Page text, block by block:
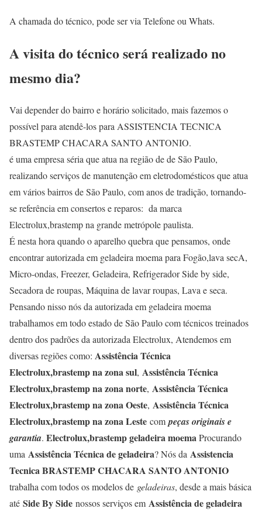
A chamada do técnico, pode ser via Telefone ou Whats.
A visita do técnico será realizado no
mesmo dia?
Vai depender do bairro e horário solicitado, mais fazemos o
possível para atendê-los para ASSISTENCIA TECNICA
BRASTEMP CHACARA SANTO ANTONIO.
é uma empresa séria que atua na região de de São Paulo,
realizando serviços de manutenção em eletrodomésticos que atua
em vários bairros de São Paulo, com anos de tradição, tornando-
se referência em consertos e reparos: da marca
Electrolux,brastemp na grande metrópole paulista.
É nesta hora quando o aparelho quebra que pensamos, onde
encontrar autorizada em geladeira moema para Fogão,lava secA,
Micro-ondas, Freezer, Geladeira, Refrigerador Side by side,
Secadora de roupas, Máquina de lavar roupas, Lava e seca.
Pensando nisso nós da autorizada em geladeira moema
trabalhamos em todo estado de São Paulo com técnicos treinados
dentro dos padrões da autorizada Electrolux, Atendemos em
diversas regiões como: Assistência Técnica
Electrolux,brastemp na zona sul, Assistência Técnica
Electrolux,brastemp na zona norte, Assistência Técnica
Electrolux,brastemp na zona Oeste, Assistência Técnica
Electrolux,brastemp na zona Leste com peças originais e
garantia. Electrolux,brastemp geladeira moemaProcurando
uma Assistência Técnica de geladeira? Nós da Assistencia
Tecnica BRASTEMP CHACARA SANTO ANTONIO
trabalha com todos os modelos de geladeiras, desde a mais básica
até Side By Side nossos serviços em Assistência de geladeira